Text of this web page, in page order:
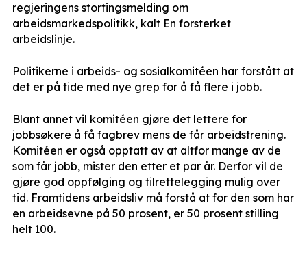
regjeringens stortingsmelding om
arbeidsmarkedspolitikk, kalt En forsterket
arbeidslinje.
Politikerne i arbeids- og sosialkomitéen har forstått at
det er på tide med nye grep for å få flere i jobb.
Blant annet vil komitéen gjøre det lettere for
jobbsøkere å få fagbrev mens de får arbeidstrening.
Komitéen er også opptatt av at altfor mange av de
som får jobb, mister den etter et par år. Derfor vil de
gjøre god oppfølging og tilrettelegging mulig over
tid. Framtidens arbeidsliv må forstå at for den som har
en arbeidsevne på 50 prosent, er 50 prosent stilling
helt 100.